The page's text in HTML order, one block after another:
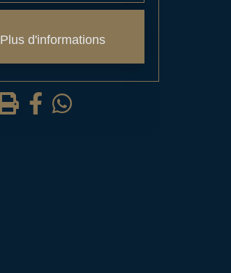
Plus d'informations